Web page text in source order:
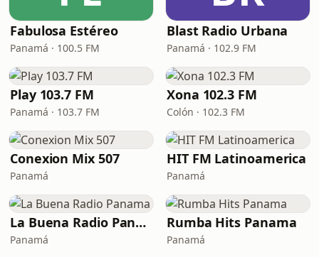
Fabulosa Estéreo
Panamá · 100.5 FM
Blast Radio Urbana
Panamá · 102.9 FM
Play 103.7 FM
Panamá · 103.7 FM
Xona 102.3 FM
Colón · 102.3 FM
Conexion Mix 507
Panamá
HIT FM Latinoamerica
Panamá
La Buena Radio Panama
Panamá
Rumba Hits Panama
Panamá